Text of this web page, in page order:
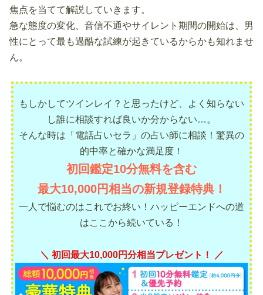
焦点を当てて解説していきます。
急な態度の変化、音信不通やサイレント期間の開始は、男
性にとって最も過酷な試練が起きているからかも知れませ
ん。
もしかしてツインレイ？と思ったけど、よく知らない
し誰に相談すれば良いか分からない…。
そんな時は「電話占いセラ」の占い師に相談！驚異の
的中率と確かな満足度！
初回鑑定10分無料を含む
最大10,000円相当の新規登録特典！
一人で悩むのはこれでお終い！ハッピーエンドへの道
はここから続いている！
＼ 初回最大10,000円分相当プレゼント！ ／